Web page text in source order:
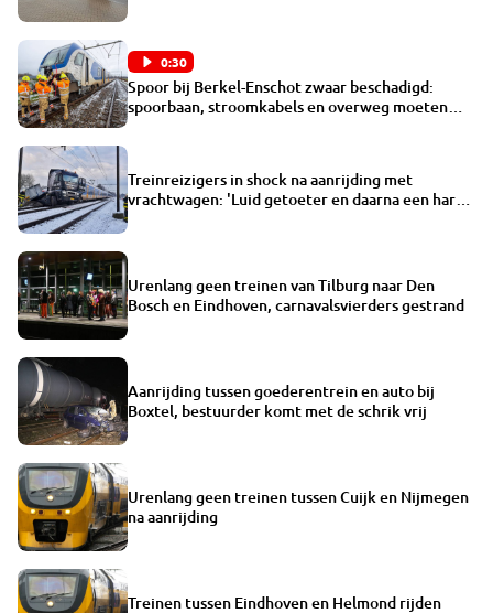
0:30
Spoor bij Berkel-Enschot zwaar beschadigd:
spoorbaan, stroomkabels en overweg moeten
Treinreizigers in shock na aanrijding met
vrachtwagen: 'Luid getoeter en daarna een harde
Urenlang geen treinen van Tilburg naar Den
Bosch en Eindhoven, carnavalsvierders gestrand
Aanrijding tussen goederentrein en auto bij
Boxtel, bestuurder komt met de schrik vrij
Urenlang geen treinen tussen Cuijk en Nijmegen
na aanrijding
Treinen tussen Eindhoven en Helmond rijden